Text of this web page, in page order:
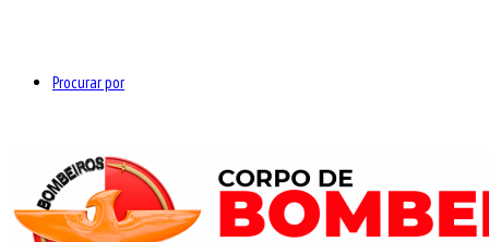
Procurar por